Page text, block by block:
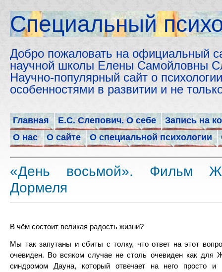
Cпециальный
Добро пожаловать на официальный
научной школы Елены Самойловны
Научно-популярный сайт о
особенностями в развитии и не
Главная Е.С. Слепович. О себе
Запись на
О нас
О сайте О специальной психологии
«День восьмой». Фильм
Дормеля
В чём состоит великая радость жизни?
Мы так запутаны и сбиты с толку, что ответ на этот
очевиден. Во всяком случае не столь очевиден как для
синдромом Дауна, который отвечает на него просто и